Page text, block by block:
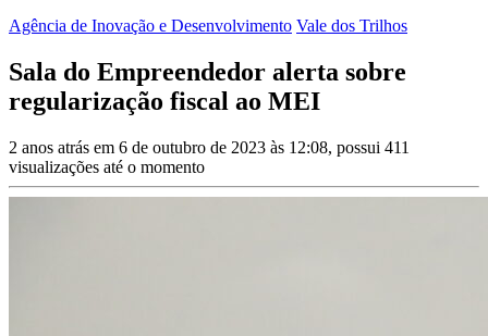
Agência de Inovação e Desenvolvimento Vale dos Trilhos
Sala do Empreendedor alerta sobre
regularização fiscal ao MEI
2 anos atrás em 6 de outubro de 2023 às 12:08, possui 411
visualizações até o momento